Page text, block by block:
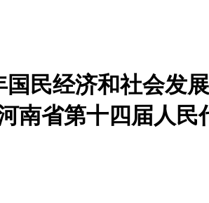
民经济和社会发
南省第十四届人民